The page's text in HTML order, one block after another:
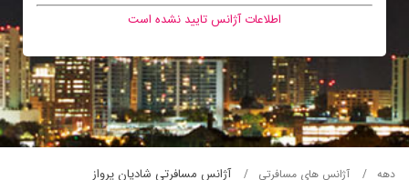
اطلاعات آژانس تایید نشده است
دهه آژانس های مسافرتی آژانس مسافرتی شاديان پرواز